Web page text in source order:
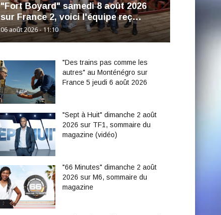
"Fort Boyard" samedi 8 août 2026
sur France 2, voici l'équipe reç…
06 août 2026 - 11:10
"Des trains pas comme les
autres" au Monténégro sur
France 5 jeudi 6 août 2026
"Sept à Huit" dimanche 2 août
2026 sur TF1, sommaire du
magazine (vidéo)
"66 Minutes" dimanche 2 août
2026 sur M6, sommaire du
magazine